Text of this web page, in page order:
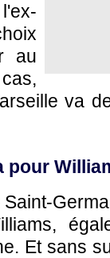
au
va
pour
Et sans